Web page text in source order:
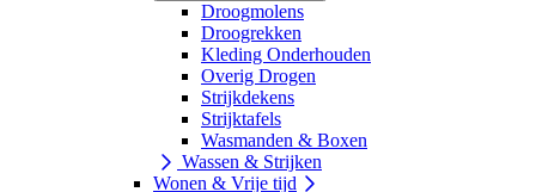
Droogmolens
Droogrekken
Kleding Onderhouden
Overig Drogen
Strijkdekens
Strijktafels
Wasmanden & Boxen
Wassen & Strijken
Wonen & Vrije tijd